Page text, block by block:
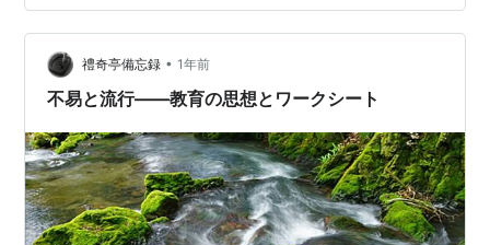
力低下、長文読解や深い思考の困難、社会性や表現力の
低下、集中力の低下、対話力の喪失など、身体面では視
力低下や睡眠障害、精神的不安定などが、ICT過多の教育
によって顕在化している。これ…
禮奇亭備忘録 • 1年前
不易と流行――教育の思想とワークシート